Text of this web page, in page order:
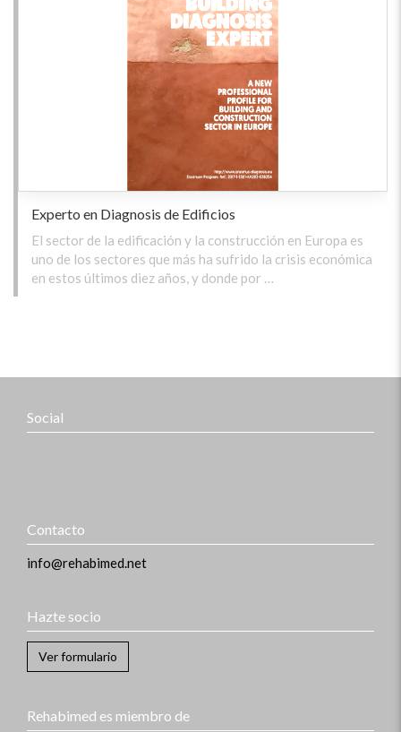
Experto en Diagnosis de Edificios
El sector de la edificación y la construcción en Europa es
uno de los sectores que más ha sufrido la crisis económica
en estos últimos diez años, y donde por …
Social
Contacto
info@rehabimed.net
Hazte socio
Ver formulario
Rehabimed es miembro de